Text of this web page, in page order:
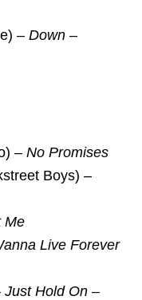
– Down –
– No Promises
Boys) –
Me
Live Forever
Just Hold On –